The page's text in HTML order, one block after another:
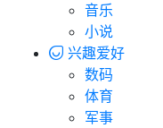
音乐
小说
兴趣爱好
数码
体育
军事